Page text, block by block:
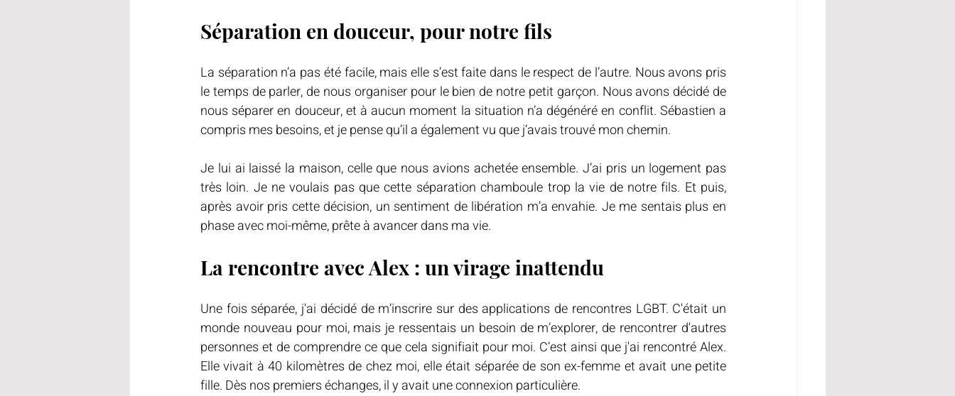
Séparation en douceur, pour notre fils
La séparation n’a pas été facile, mais elle s’est faite dans le respect de l’autre. Nous avons pris
le temps de parler, de nous organiser pour le bien de notre petit garçon. Nous avons décidé de
nous séparer en douceur, et à aucun moment la situation n’a dégénéré en conflit. Sébastien a
compris mes besoins, et je pense qu’il a également vu que j’avais trouvé mon chemin.
Je lui ai laissé la maison, celle que nous avions achetée ensemble. J’ai pris un logement pas
très loin. Je ne voulais pas que cette séparation chamboule trop la vie de notre fils. Et puis,
après avoir pris cette décision, un sentiment de libération m’a envahie. Je me sentais plus en
phase avec moi-même, prête à avancer dans ma vie.
La rencontre avec Alex : un virage inattendu
Une fois séparée, j'ai décidé de m’inscrire sur des applications de rencontres LGBT. C'était un
monde nouveau pour moi, mais je ressentais un besoin de m’explorer, de rencontrer d'autres
personnes et de comprendre ce que cela signifiait pour moi. C’est ainsi que j'ai rencontré Alex.
Elle vivait à 40 kilomètres de chez moi, elle était séparée de son ex-femme et avait une petite
fille. Dès nos premiers échanges, il y avait une connexion particulière.